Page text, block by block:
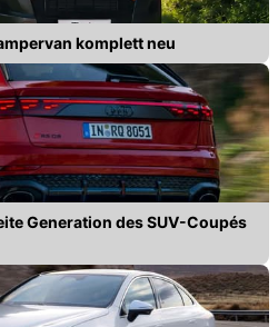
komplett neu
Generation des SUV-Coupés